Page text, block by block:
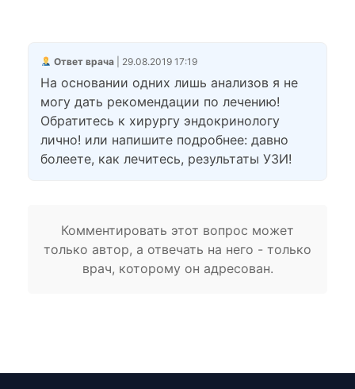
Ответ врача| 29.08.2019 17:19
На основании одних лишь анализов я не
могу дать рекомендации по лечению!
Обратитесь к хирургу эндокринологу
лично! или напишите подробнее: давно
болеете, как лечитесь, результаты УЗИ!
Комментировать этот вопрос может
только автор, а отвечать на него - только
врач, которому он адресован.